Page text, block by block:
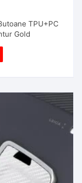
TPU+PC
Gold